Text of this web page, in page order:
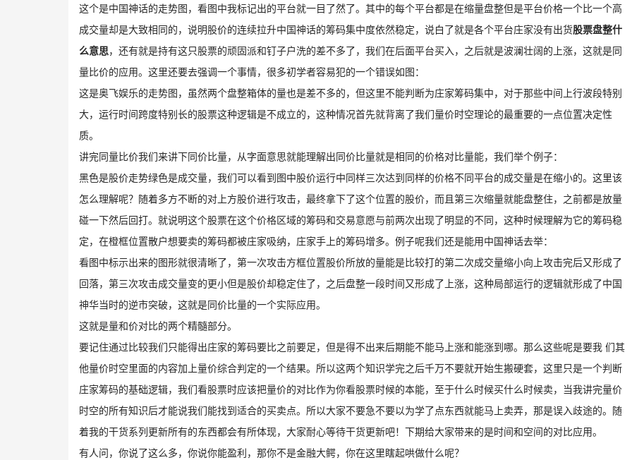
​这个是中国神话的走势图，看图中我标记出的平台就一目了然了。其中的每个平台都是在缩量盘整但是平台价格一个比一个高
成交量却是大致相同的，说明股价的连续拉升中国神话的筹码集中度依然稳定，说白了就是各个平台庄家没有出货股票盘整什
么意思，还有就是持有这只股票的顽固派和钉子户洗的差不多了，我们在后面平台买入，之后就是波澜壮阔的上涨，这就是同
量比价的应用。这里还要去强调一个事情，很多初学者容易犯的一个错误如图：
​​这是奥飞娱乐的走势图，虽然两个盘整箱体的量也是差不多的，但这里不能判断为庄家筹码集中，对于那些中间上行波段特别
大，运行时间跨度特别长的股票这种逻辑是不成立的，这种情况首先就背离了我们量价时空理论的最重要的一点位置决定性
质。
讲完同量比价我们来讲下同价比量，从字面意思就能理解出同价比量就是相同的价格对比量能，我们举个例子：
​黑色是股价走势绿色是成交量，我们可以看到图中股价运行中同样三次达到同样的价格不同平台的成交量是在缩小的。这里该
怎么理解呢？随着多方不断的对上方股价进行攻击，最终拿下了这个位置的股价，而且第三次缩量就能盘整住，之前都是放量
碰一下然后回打。就说明这个股票在这个价格区域的筹码和交易意愿与前两次出现了明显的不同，这种时候理解为它的筹码稳
定，在橙框位置散户想要卖的筹码都被庄家吸纳，庄家手上的筹码增多。例子呢我们还是能用中国神话去举：
​​看图中标示出来的图形就很清晰了，第一次攻击方框位置股价所放的量能是比较打的第二次成交量缩小向上攻击完后又形成了
回落，第三次攻击成交量变的更小但是股价却稳定住了，之后盘整一段时间又形成了上涨，这种局部运行的逻辑就形成了中国
神华当时的逆市突破，这就是同价比量的一个实际应用。
这就是量和价对比的两个精髓部分。
要记住通过比较我们只能得出庄家的筹码要比之前要足，但是得不出来后期能不能马上涨和能涨到哪。那么这些呢是要我 们其
他量价时空里面的内容加上量价综合判定的一个结果。所以这两个知识学完之后千万不要就开始生搬硬套，这里只是一个判断
庄家筹码的基础逻辑，我们看股票时应该把量价的对比作为你看股票时候的本能，至于什么时候买什么时候卖，当我讲完量价
时空的所有知识后才能说我们能找到适合的买卖点。所以大家不要急不要以为学了点东西就能马上卖弄，那是误入歧途的。随
着我的干货系列更新所有的东西都会有所体现，大家耐心等待干货更新吧！下期给大家带来的是时间和空间的对比应用。
有人问，你说了这么多，你说你能盈利，那你不是金融大鳄，你在这里瞎起哄做什么呢？